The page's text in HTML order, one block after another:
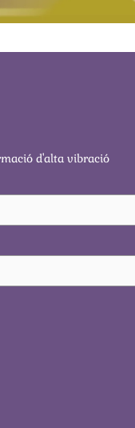
d'alta vibració